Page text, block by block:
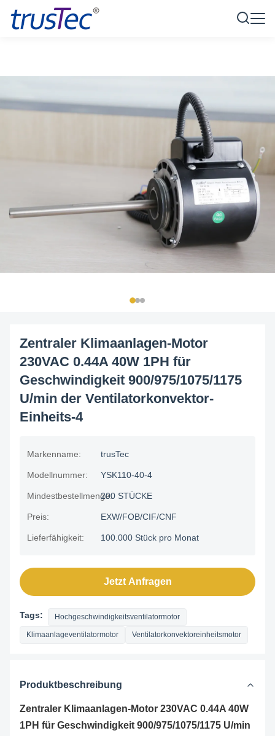
Zentraler Klimaanlagen-Motor
230VAC 0.44A 40W 1PH für
Geschwindigkeit 900/975/1075/1175
U/min der Ventilatorkonvektor-
Einheits-4
Markenname: trusTec
Modellnummer: YSK110-40-4
Mindestbestellmenge:200 STÜCKE
Preis: EXW/FOB/CIF/CNF
Lieferfähigkeit: 100.000 Stück pro Monat
Jetzt Anfragen
Tags: Hochgeschwindigkeitsventilatormotor
Klimaanlageventilatormotor Ventilatorkonvektoreinheitsmotor
Produktbeschreibung
Zentraler Klimaanlagen-Motor 230VAC 0.44A 40W
1PH für Geschwindigkeit 900/975/1075/1175 U/min